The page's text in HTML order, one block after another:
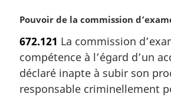
N
t
e
m
a
Pouvoir de la commission
672.121 La commission
compétence à l’égard d’un
déclaré inapte à subir son
responsable criminellement